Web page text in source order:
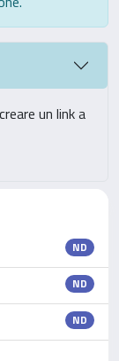
un link a
ND
ND
ND